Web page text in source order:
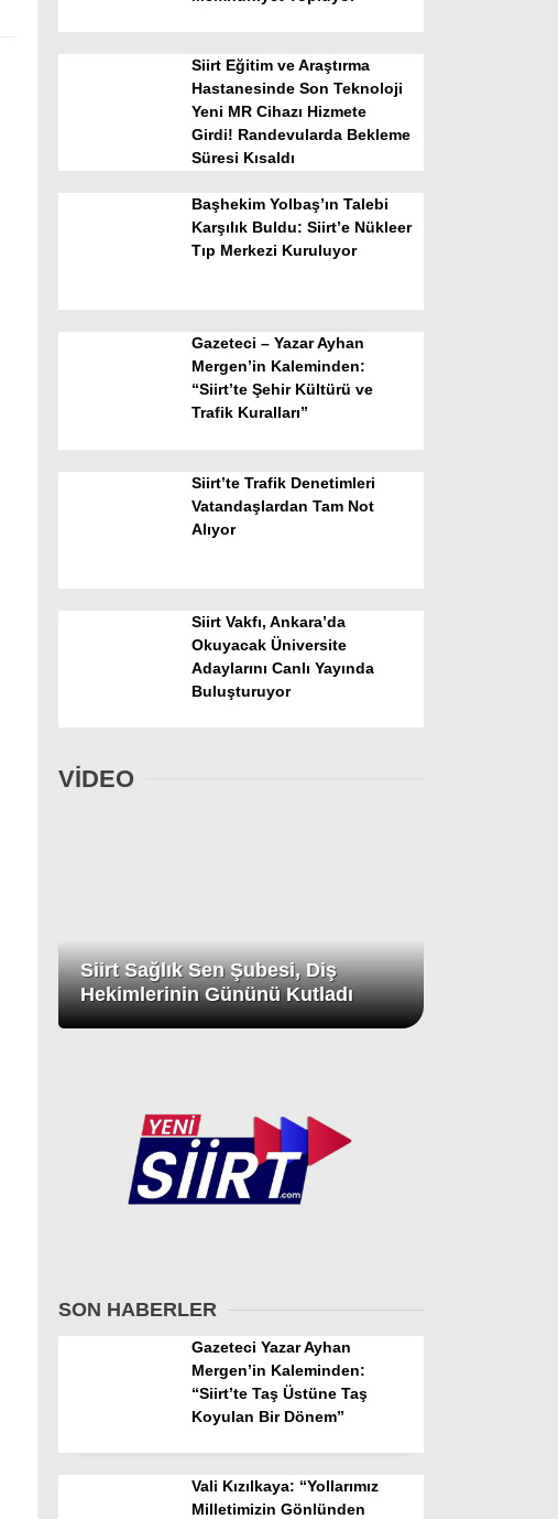
WhatsApp İhbar Hattı
Siirt Eğitim ve Araştırma
Hastanesinde Son Teknoloji
Yeni MR Cihazı Hizmete
Girdi! Randevularda Bekleme
Süresi Kısaldı
Başhekim Yolbaş’ın Talebi
Karşılık Buldu: Siirt’e Nükleer
Tıp Merkezi Kuruluyor
Gazeteci – Yazar Ayhan
Mergen’in Kaleminden:
“Siirt’te Şehir Kültürü ve
Trafik Kuralları”
Siirt’te Trafik Denetimleri
Vatandaşlardan Tam Not
Alıyor
Siirt Vakfı, Ankara’da
Okuyacak Üniversite
Adaylarını Canlı Yayında
Buluşturuyor
VİDEO
Siirt Sağlık Sen Şubesi, Diş
Hekimlerinin Gününü Kutladı
SON HABERLER
Gazeteci Yazar Ayhan
Mergen’in Kaleminden:
“Siirt’te Taş Üstüne Taş
Koyulan Bir Dönem”
Vali Kızılkaya: “Yollarımız
Milletimizin Gönlünden